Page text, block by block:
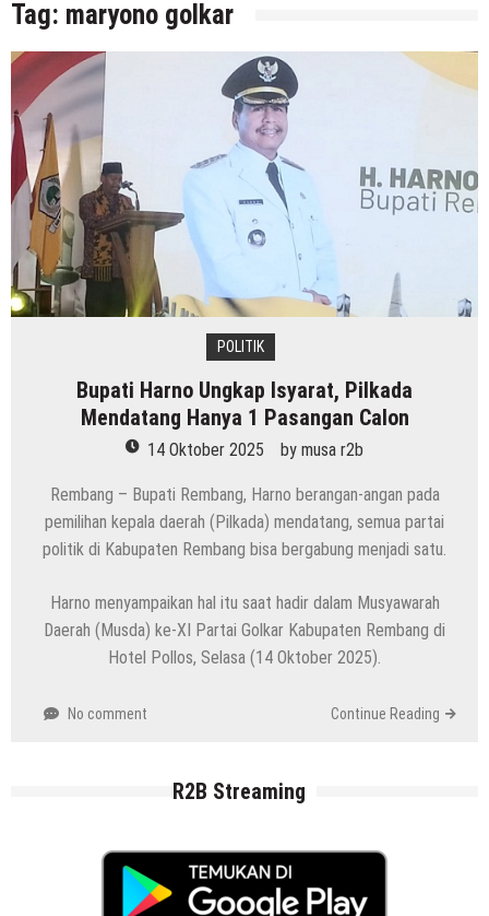
Tag: maryono golkar
POLITIK
Bupati Harno Ungkap Isyarat, Pilkada
Mendatang Hanya 1 Pasangan Calon
14 Oktober 2025 by musa r2b
Rembang – Bupati Rembang, Harno berangan-angan pada
pemilihan kepala daerah (Pilkada) mendatang, semua partai
politik di Kabupaten Rembang bisa bergabung menjadi satu.
Harno menyampaikan hal itu saat hadir dalam Musyawarah
Daerah (Musda) ke-XI Partai Golkar Kabupaten Rembang di
Hotel Pollos, Selasa (14 Oktober 2025).
No comment Continue Reading
R2B Streaming